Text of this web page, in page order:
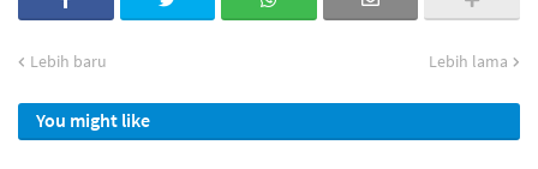
Lebih baru Lebih lama
You might like